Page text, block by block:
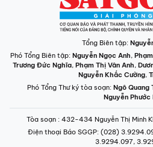
Tổng Biên tập:
Phó Tổng Biên tập: Nguyễn Ngọc Anh,
Trương Đức Nghĩa, Phạm Thị Vân Anh,
Nguyễn Khắc Cường,
Phó Tổng Thư ký tòa soạn: Ngô Quang
Nguyễn Phước
Tòa soạn : 432-434 Nguyễn Thị Minh
Điện thoại Báo SGGP: (028)
3.9294.097,